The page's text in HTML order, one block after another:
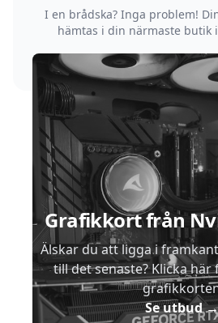
I en brådska? Inga problem!
hämtas i din närmaste butik
Grafikkort från
Älskar du att ligga i
till det senaste? Klicka
Se utbud→